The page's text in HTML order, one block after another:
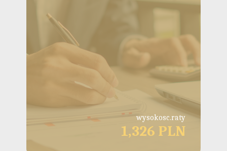
wysokosc.raty
1,326 PLN